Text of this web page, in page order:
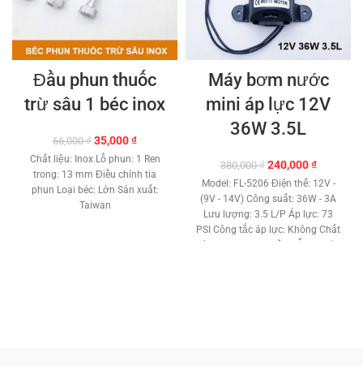
Đầu phun thuốc
trừ sâu 1 béc inox
66,000₫ Giá
gốc
là:
66,000 ₫.
35,000₫Giá
hiện
tại
Chất liệu: Inox Lổ phun: 1 Ren
trong: 13 mm Điều chỉnh tia
phun Loại béc: Lớn Sản xuất:
Taiwan
Máy bơm nước
mini áp lực 12V
36W 3.5L
380,000₫ Giá
gốc
là:
380,000 ₫.
240,000₫Giá
hiện
tại
là:
240,000
Model: FL-5206 Điện thế: 12V -
(9V - 14V) Công suất: 36W - 3A
Lưu lượng: 3.5 L/P Áp lực: 73
PSI Công tắc áp lực: Không Chất